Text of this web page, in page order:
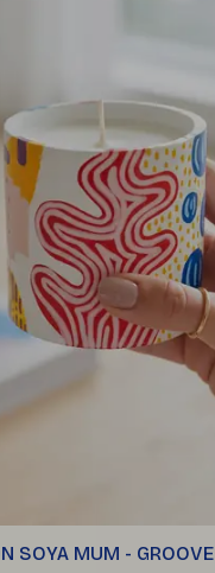
SOYA MUM - GROOVE